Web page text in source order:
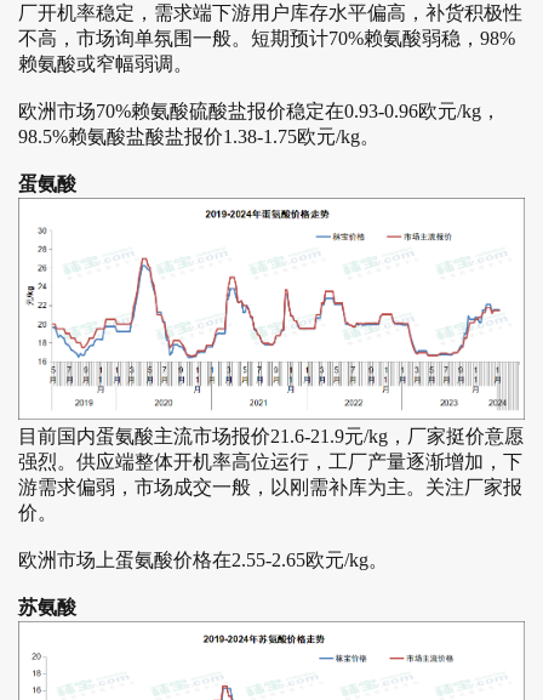
厂开机率稳定，需求端下游用户库存水平偏高，补货积极性
不高，市场询单氛围一般。短期预计70%赖氨酸弱稳，98%
赖氨酸或窄幅弱调。
欧洲市场70%赖氨酸硫酸盐报价稳定在0.93-0.96欧元/kg，
98.5%赖氨酸盐酸盐报价1.38-1.75欧元/kg。
蛋氨酸
目前国内蛋氨酸主流市场报价21.6-21.9元/kg，厂家挺价意愿
强烈。供应端整体开机率高位运行，工厂产量逐渐增加，下
游需求偏弱，市场成交一般，以刚需补库为主。关注厂家报
价。
欧洲市场上蛋氨酸价格在2.55-2.65欧元/kg。
苏氨酸